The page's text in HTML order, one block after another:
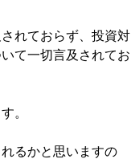
れておらず、投資対
て一切言及されてお
。
るかと思いますの